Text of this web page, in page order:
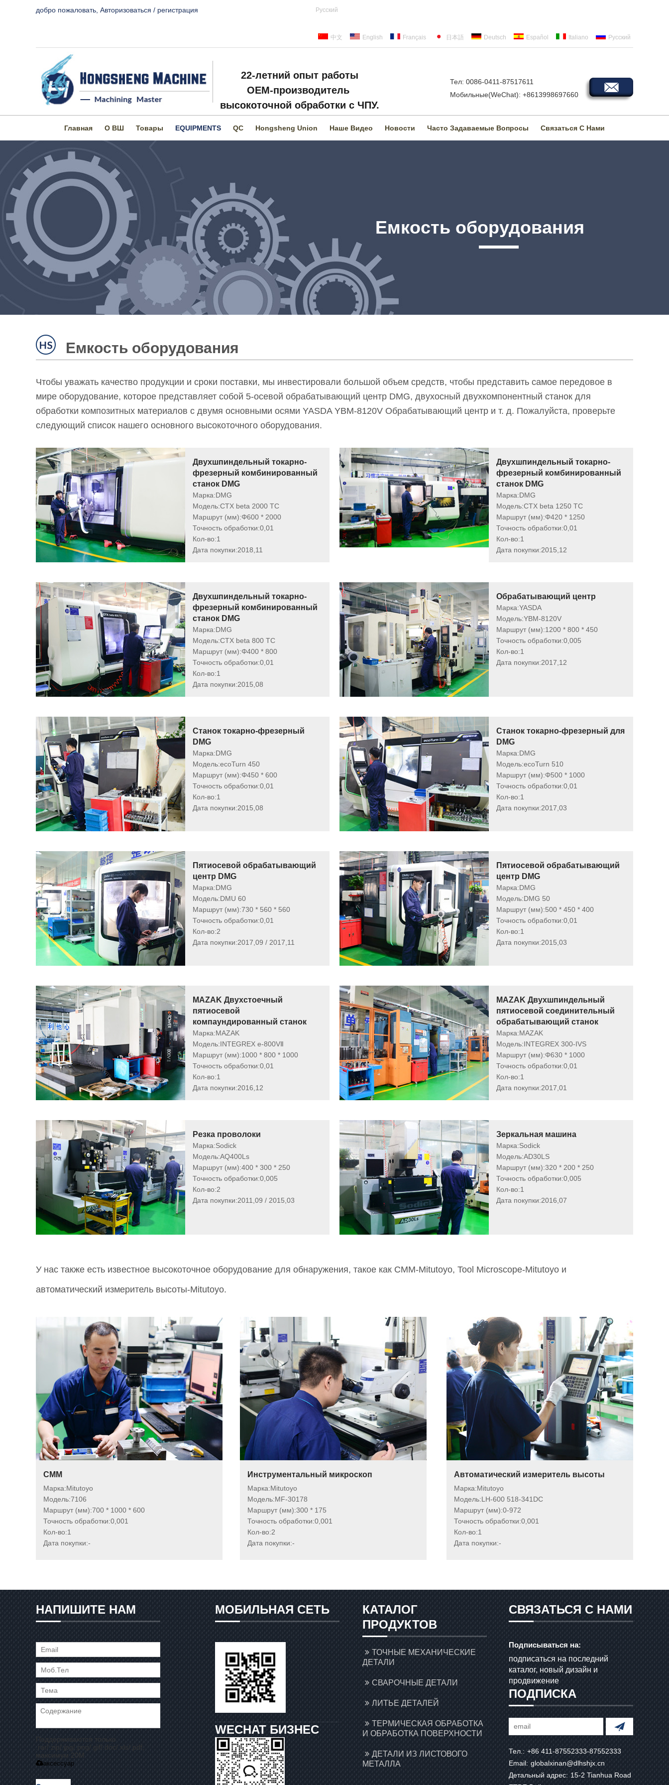
добро пожаловать, Авторизоваться / регистрация Русский
中文 English Français 日本語 Deutsch Español Italiano Русский
22-летний опыт работы
OEM-производитель
высокоточной обработки с ЧПУ.
Тел: 0086-0411-87517611
Мобильные(WeChat): +8613998697660
Главная О ВШ Товары EQUIPMENTS QC Hongsheng Union Наше Видео Новости Часто Задаваемые Вопросы Связаться С Нами
Емкость оборудования
Емкость оборудования
Чтобы уважать качество продукции и сроки поставки, мы инвестировали большой объем средств, чтобы представить самое передовое в
мире оборудование, которое представляет собой 5-осевой обрабатывающий центр DMG, двухосный двухкомпонентный станок для
обработки композитных материалов с двумя основными осями YASDA YBM-8120V Обрабатывающий центр и т. д. Пожалуйста, проверьте
следующий список нашего основного высокоточного оборудования.
Двухшпиндельный токарно-
фрезерный комбинированный
станок DMG
Марка:DMG
Модель:CTX beta 2000 TC
Маршрут (мм):Φ600 * 2000
Точность обработки:0,01
Кол-во:1
Дата покупки:2018,11
Двухшпиндельный токарно-
фрезерный комбинированный
станок DMG
Марка:DMG
Модель:CTX beta 800 TC
Маршрут (мм):Φ400 * 800
Точность обработки:0,01
Кол-во:1
Дата покупки:2015,08
Станок токарно-фрезерный
DMG
Марка:DMG
Модель:ecoTurn 450
Маршрут (мм):Φ450 * 600
Точность обработки:0,01
Кол-во:1
Дата покупки:2015,08
Пятиосевой обрабатывающий
центр DMG
Марка:DMG
Модель:DMU 60
Маршрут (мм):730 * 560 * 560
Точность обработки:0,01
Кол-во:2
Дата покупки:2017,09 / 2017,11
MAZAK Двухстоечный
пятиосевой
компаундированный станок
Марка:MAZAK
Модель:INTEGREX e-800VⅡ
Маршрут (мм):1000 * 800 * 1000
Точность обработки:0,01
Кол-во:1
Дата покупки:2016,12
Резка проволоки
Марка:Sodick
Модель:AQ400Ls
Маршрут (мм):400 * 300 * 250
Точность обработки:0,005
Кол-во:2
Дата покупки:2011,09 / 2015,03
Двухшпиндельный токарно-
фрезерный комбинированный
станок DMG
Марка:DMG
Модель:CTX beta 1250 TC
Маршрут (мм):Φ420 * 1250
Точность обработки:0,01
Кол-во:1
Дата покупки:2015,12
Обрабатывающий центр
Марка:YASDA
Модель:YBM-8120V
Маршрут (мм):1200 * 800 * 450
Точность обработки:0,005
Кол-во:1
Дата покупки:2017,12
Станок токарно-фрезерный для
DMG
Марка:DMG
Модель:ecoTurn 510
Маршрут (мм):Φ500 * 1000
Точность обработки:0,01
Кол-во:1
Дата покупки:2017,03
Пятиосевой обрабатывающий
центр DMG
Марка:DMG
Модель:DMG 50
Маршрут (мм):500 * 450 * 400
Точность обработки:0,01
Кол-во:1
Дата покупки:2015,03
MAZAK Двухшпиндельный
пятиосевой соединительный
обрабатывающий станок
Марка:MAZAK
Модель:INTEGREX 300-IVS
Маршрут (мм):Φ630 * 1000
Точность обработки:0,01
Кол-во:1
Дата покупки:2017,01
Зеркальная машина
Марка:Sodick
Модель:AD30LS
Маршрут (мм):320 * 200 * 250
Точность обработки:0,005
Кол-во:1
Дата покупки:2016,07
У нас также есть известное высокоточное оборудование для обнаружения, такое как CMM-Mitutoyo, Tool Microscope-Mitutoyo и
автоматический измеритель высоты-Mitutoyo.
CMM
Марка:Mitutoyo
Модель:7106
Маршрут (мм):700 * 1000 * 600
Точность обработки:0,001
Кол-во:1
Дата покупки:-
Инструментальный микроскоп
Марка:Mitutoyo
Модель:MF-30178
Маршрут (мм):300 * 175
Точность обработки:0,001
Кол-во:2
Дата покупки:-
Автоматический измеритель высоты
Марка:Mitutoyo
Модель:LH-600 518-341DC
Маршрут (мм):0-972
Точность обработки:0,001
Кол-во:1
Дата покупки:-
НАПИШИТЕ НАМ
Поддерживаются только
.rar/.zip/.jpg/.png/.gif/.doc/.xls/.pdf,
максимум 20M
аксессуар
МОБИЛЬНАЯ СЕТЬ
WECHAT БИЗНЕС
КАТАЛОГ
ПРОДУКТОВ
ТОЧНЫЕ МЕХАНИЧЕСКИЕ
ДЕТАЛИ
СВАРОЧНЫЕ ДЕТАЛИ
ЛИТЬЕ ДЕТАЛЕЙ
ТЕРМИЧЕСКАЯ ОБРАБОТКА
И ОБРАБОТКА ПОВЕРХНОСТИ
ДЕТАЛИ ИЗ ЛИСТОВОГО
МЕТАЛЛА
СВЯЗАТЬСЯ С НАМИ
Подписываться на:
подписаться на последний
каталог, новый дизайн и
продвижение
ПОДПИСКА
Тел.: +86 411-87552333-87552333
Email: globalxinan@dlhshjx.cn
Детальный адрес: 15-2 Tianhua Road